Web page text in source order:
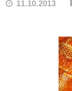
11.10.2013